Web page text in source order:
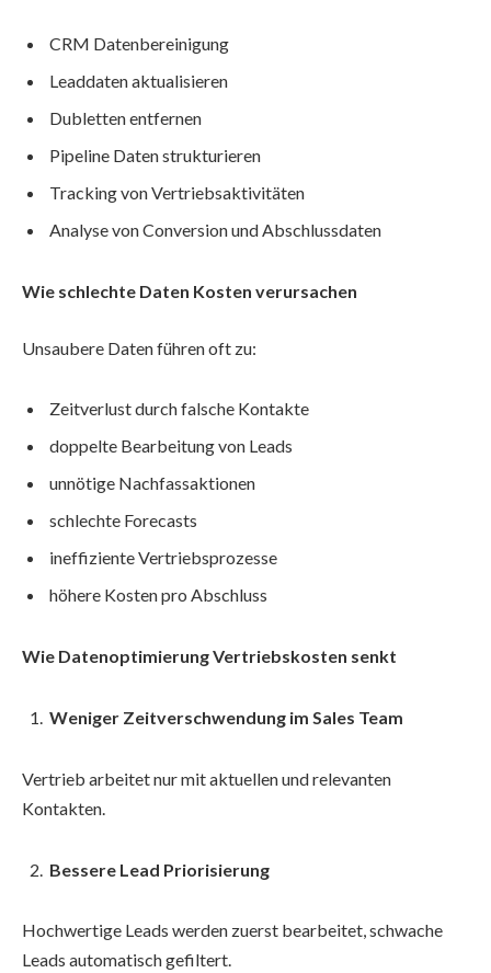
CRM Datenbereinigung
Leaddaten aktualisieren
Dubletten entfernen
Pipeline Daten strukturieren
Tracking von Vertriebsaktivitäten
Analyse von Conversion und Abschlussdaten
Wie schlechte Daten Kosten verursachen
Unsaubere Daten führen oft zu:
Zeitverlust durch falsche Kontakte
doppelte Bearbeitung von Leads
unnötige Nachfassaktionen
schlechte Forecasts
ineffiziente Vertriebsprozesse
höhere Kosten pro Abschluss
Wie Datenoptimierung Vertriebskosten senkt
Weniger Zeitverschwendung im Sales Team
Vertrieb arbeitet nur mit aktuellen und relevanten
Kontakten.
Bessere Lead Priorisierung
Hochwertige Leads werden zuerst bearbeitet, schwache
Leads automatisch gefiltert.